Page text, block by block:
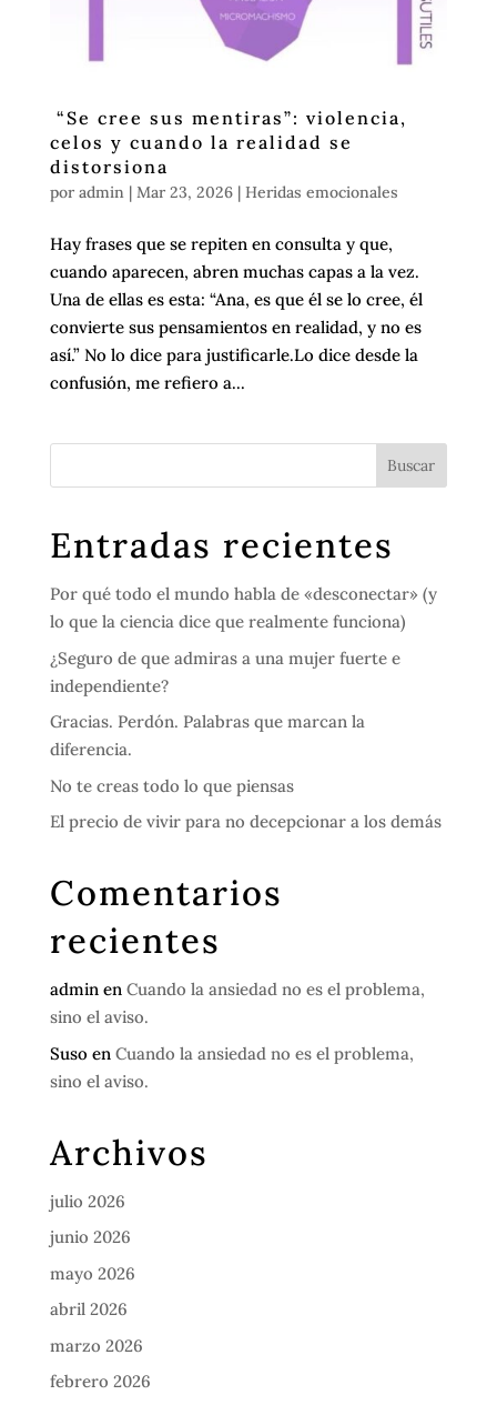
“Se cree sus mentiras”: violencia,
celos y cuando la realidad se
distorsiona
por admin| Mar 23, 2026| Heridas emocionales
Hay frases que se repiten en consulta y que,
cuando aparecen, abren muchas capas a la vez.
Una de ellas es esta: “Ana, es que él se lo cree, él
convierte sus pensamientos en realidad, y no es
así.” No lo dice para justificarle.Lo dice desde la
confusión, me refiero a...
Entradas recientes
Por qué todo el mundo habla de «desconectar» (y
lo que la ciencia dice que realmente funciona)
¿Seguro de que admiras a una mujer fuerte e
independiente?
Gracias. Perdón. Palabras que marcan la
diferencia.
No te creas todo lo que piensas
El precio de vivir para no decepcionar a los demás
Comentarios
recientes
adminen Cuando la ansiedad no es el problema,
sino el aviso.
Suso en Cuando la ansiedad no es el problema,
sino el aviso.
Archivos
julio 2026
junio 2026
mayo 2026
abril 2026
marzo 2026
febrero 2026